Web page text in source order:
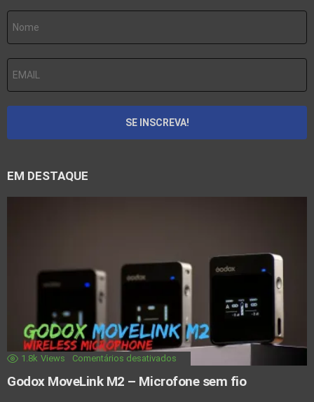
EM DESTAQUE
1.8k Views Comentários desativados
Godox MoveLink M2 – Microfone sem fio